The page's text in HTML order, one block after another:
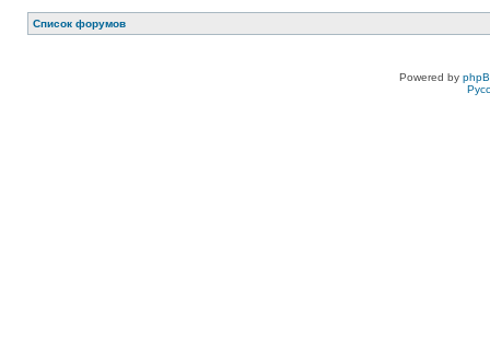
Список форумов
Powered by